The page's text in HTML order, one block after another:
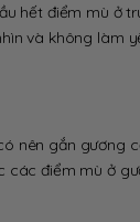
hết điểm mù ở
và không làm
nên gắn gương
điểm mù ở